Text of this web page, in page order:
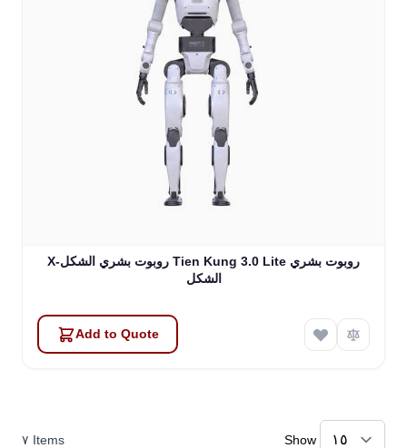
X-روبوت بشري الشكل Tien Kung 3.0 Lite روبوت بشري
الشكل
Add to Quote
٧ Items Show